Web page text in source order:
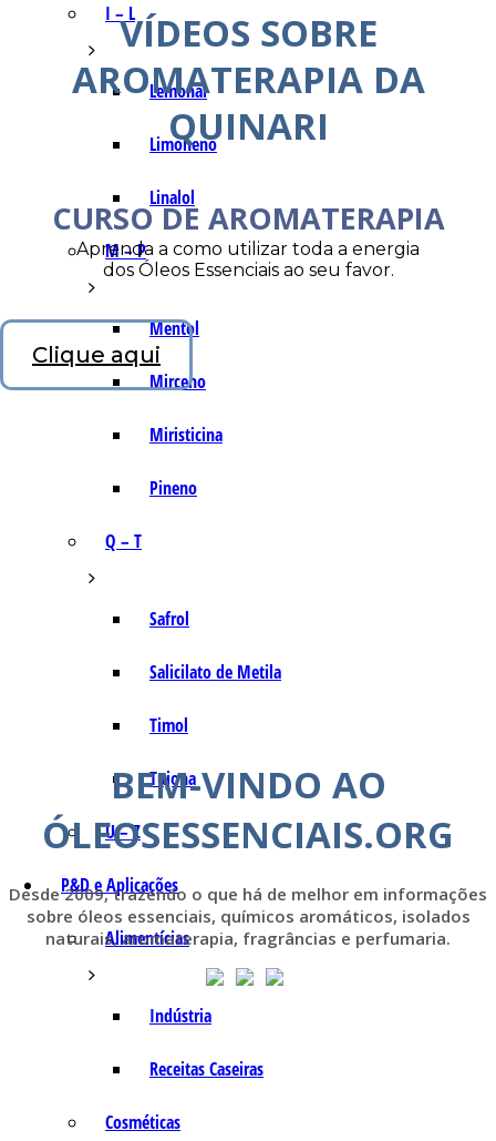
I – L
Lemonal
Limoneno
Linalol
M – P
Mentol
Mirceno
Miristicina
Pineno
Q – T
Safrol
Salicilato de Metila
Timol
Tujona
U – Z
P&D e Aplicações
Alimentícias
Indústria
Receitas Caseiras
Cosméticas
VÍDEOS SOBRE
AROMATERAPIA DA
QUINARI
CURSO DE AROMATERAPIA
Aprenda a como utilizar toda a energia
dos Óleos Essenciais ao seu favor.
Clique aqui
BEM-VINDO AO
ÓLEOSESSENCIAIS.ORG
Desde 2009, trazendo o que há de melhor em informações
sobre óleos essenciais, químicos aromáticos, isolados
naturais, aromaterapia, fragrâncias e perfumaria.